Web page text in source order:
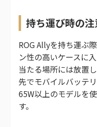
持ち運び時の注
ROG Allyを持ち運ぶ
ン性の高いケースに
当たる場所には放置
先でモバイルバッテ
65W以上のモデルを
す。